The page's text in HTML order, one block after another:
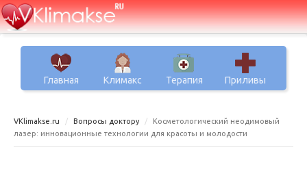
Главная Климакс Терапия Приливы
VKlimakse.ru Вопросы доктору
Косметологический неодимовый
лазер: инновационные технологии для красоты и молодости